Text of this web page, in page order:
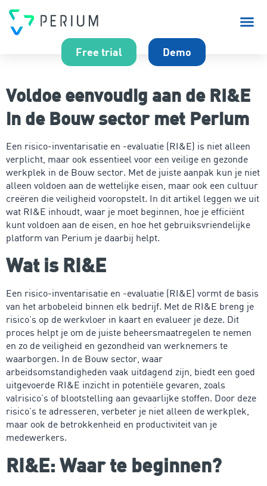
Free trial Demo
Voldoe eenvoudig aan de RI&E
in de Bouw sector met Perium
Een risico-inventarisatie en -evaluatie (RI&E) is niet alleen
verplicht, maar ook essentieel voor een veilige en gezonde
werkplek in de Bouw sector. Met de juiste aanpak kun je niet
alleen voldoen aan de wettelijke eisen, maar ook een cultuur
creëren die veiligheid vooropstelt. In dit artikel leggen we uit
wat RI&E inhoudt, waar je moet beginnen, hoe je efficiënt
kunt voldoen aan de eisen, en hoe het gebruiksvriendelijke
platform van Perium je daarbij helpt.
Wat is RI&E
Een risico-inventarisatie en -evaluatie (RI&E) vormt de basis
van het arbobeleid binnen elk bedrijf. Met de RI&E breng je
risico’s op de werkvloer in kaart en evalueer je deze. Dit
proces helpt je om de juiste beheersmaatregelen te nemen
en zo de veiligheid en gezondheid van werknemers te
waarborgen. In de Bouw sector, waar
arbeidsomstandigheden vaak uitdagend zijn, biedt een goed
uitgevoerde RI&E inzicht in potentiële gevaren, zoals
valrisico’s of blootstelling aan gevaarlijke stoffen. Door deze
risico’s te adresseren, verbeter je niet alleen de werkplek,
maar ook de betrokkenheid en productiviteit van je
medewerkers.
RI&E: Waar te beginnen?